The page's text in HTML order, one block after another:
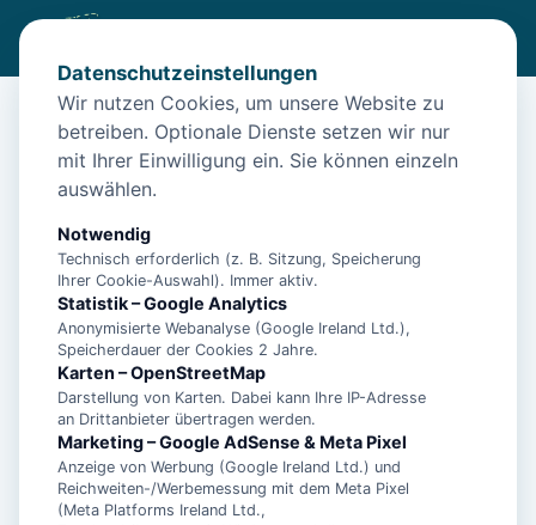
Diese Unterkunft ist aktuell nicht
buchbar
Unterkünfte in der Nähe
"Fischerhaus", Manuela Landmann -
Ferienwohnung 1 - 15447
"Haus am Leuchtturm" Einzelzimmer,
Landmann - Einzelzimmer - 11014
Datenschutzeinstellungen
Wir nutzen Cookies, um unsere Website zu
betreiben. Optionale Dienste setzen wir nur
mit Ihrer Einwilligung ein. Sie können einzeln
auswählen.
Notwendig
Technisch erforderlich (z. B. Sitzung, Speicherung
Ihrer Cookie-Auswahl). Immer aktiv.
Statistik – Google Analytics
Anonymisierte Webanalyse (Google Ireland Ltd.),
Speicherdauer der Cookies 2 Jahre.
Karten – OpenStreetMap
Darstellung von Karten. Dabei kann Ihre IP-Adresse
an Drittanbieter übertragen werden.
Marketing – Google AdSense & Meta Pixel
Anzeige von Werbung (Google Ireland Ltd.) und
Reichweiten-/Werbemessung mit dem Meta Pixel
(Meta Platforms Ireland Ltd.,